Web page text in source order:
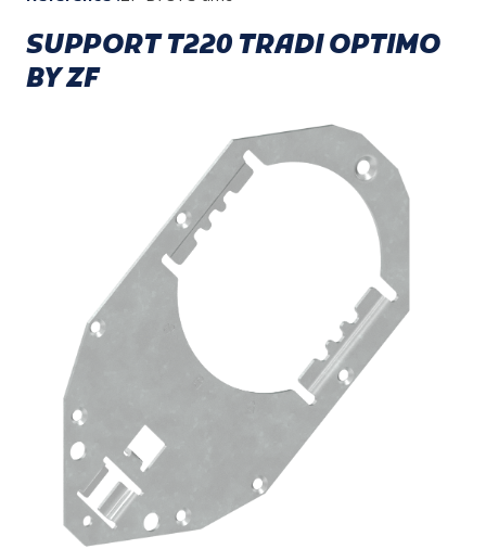
SUPPORT T220 TRADI OPTIMO
BY ZF